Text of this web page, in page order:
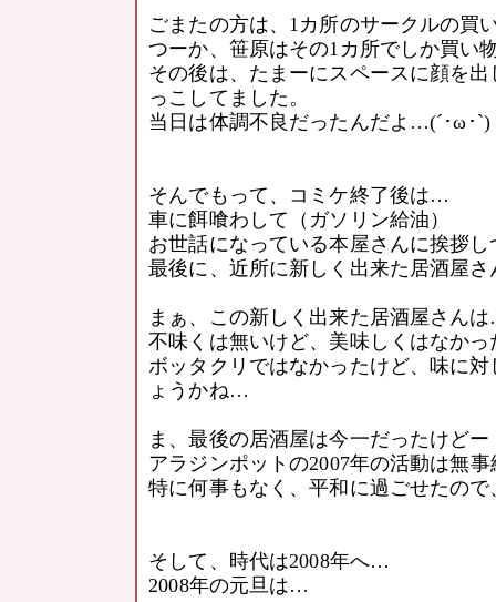
ごまたの方は、1カ所のサークルの買
つーか、笹原はその1カ所でしか買い
その後は、たまーにスペースに顔を
っこしてました。
当日は体調不良だったんだよ…(´･ω･`)
そんでもって、コミケ終了後は…
車に餌喰わして（ガソリン給油）
お世話になっている本屋さんに挨拶
最後に、近所に新しく出来た居酒屋
まぁ、この新しく出来た居酒屋さん
不味くは無いけど、美味しくはなか
ボッタクリではなかったけど、味に
ょうかね…
ま、最後の居酒屋は今一だったけどー
アラジンポットの2007年の活動は無
特に何事もなく、平和に過ごせたの
そして、時代は2008年へ…
2008年の元旦は…